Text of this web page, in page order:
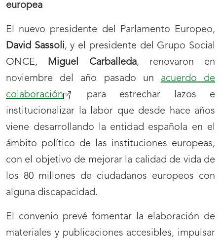
europea
El nuevo presidente del Parlamento Europeo,
David Sassoli, y el presidente del Grupo Social
ONCE, Miguel Carballeda, renovaron en
noviembre del año pasado un acuerdo de
colaboración
para estrechar lazos e
institucionalizar la labor que desde hace años
viene desarrollando la entidad española en el
ámbito político de las instituciones europeas,
con el objetivo de mejorar la calidad de vida de
los 80 millones de ciudadanos europeos con
alguna discapacidad.
El convenio prevé fomentar la elaboración de
materiales y publicaciones accesibles, impulsar